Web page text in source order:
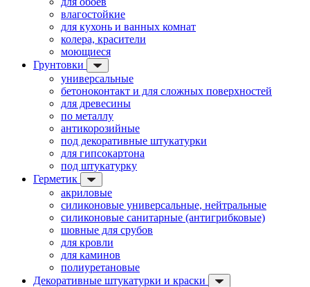
влагостойкие
для кухонь и ванных комнат
колера, красители
моющиеся
Грунтовки
универсальные
бетоноконтакт и для сложных поверхностей
для древесины
по металлу
антикорозийные
под декоративные штукатурки
для гипсокартона
под штукатурку
Герметик
акриловые
силиконовые универсальные, нейтральные
силиконовые санитарные (антигрибковые)
шовные для срубов
для кровли
для каминов
полиуретановые
Декоративные штукатурки и краски